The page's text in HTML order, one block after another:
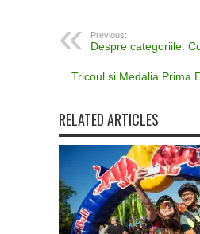
Previous:
Despre categoriile:
Tricoul si Medalia Prima
RELATED ARTICLES